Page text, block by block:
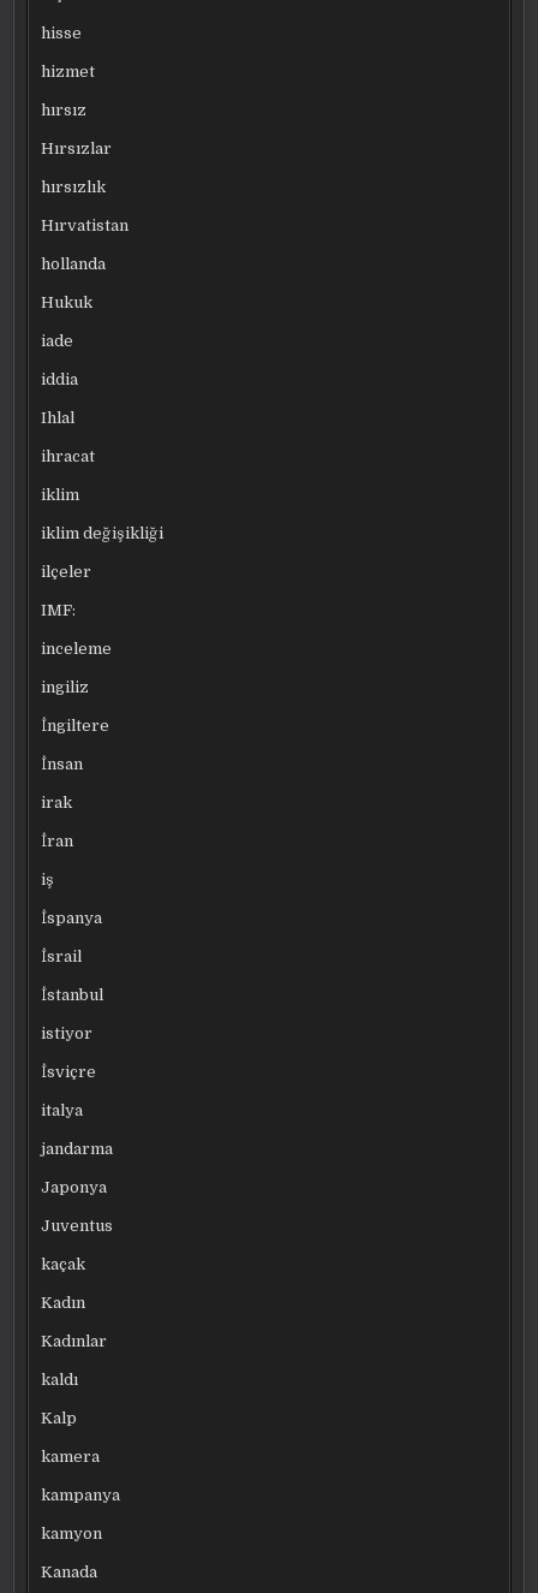
hisse
hizmet
hırsız
Hırsızlar
hırsızlık
Hırvatistan
hollanda
Hukuk
iade
iddia
Ihlal
ihracat
iklim
iklim değişikliği
ilçeler
IMF:
inceleme
ingiliz
İngiltere
İnsan
irak
İran
iş
İspanya
İsrail
İstanbul
istiyor
İsviçre
italya
jandarma
Japonya
Juventus
kaçak
Kadın
Kadınlar
kaldı
Kalp
kamera
kampanya
kamyon
Kanada